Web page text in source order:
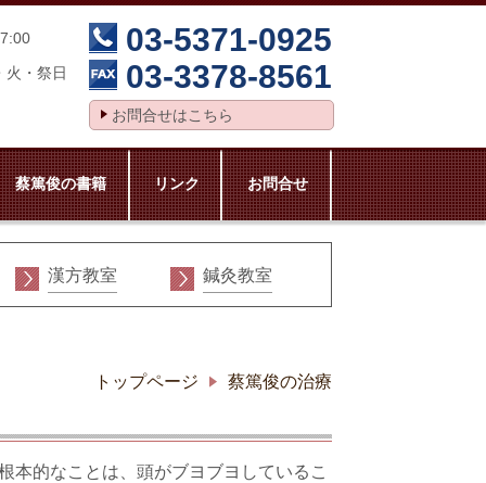
火・祭日
03-5371-0925
03-3378-8561
お問合せはこちら
蔡篤俊の書籍 リンク お問合せ
漢方教室 鍼灸教室
トップページ 蔡篤俊の治療
本的なことは、頭がブヨブヨしているこ